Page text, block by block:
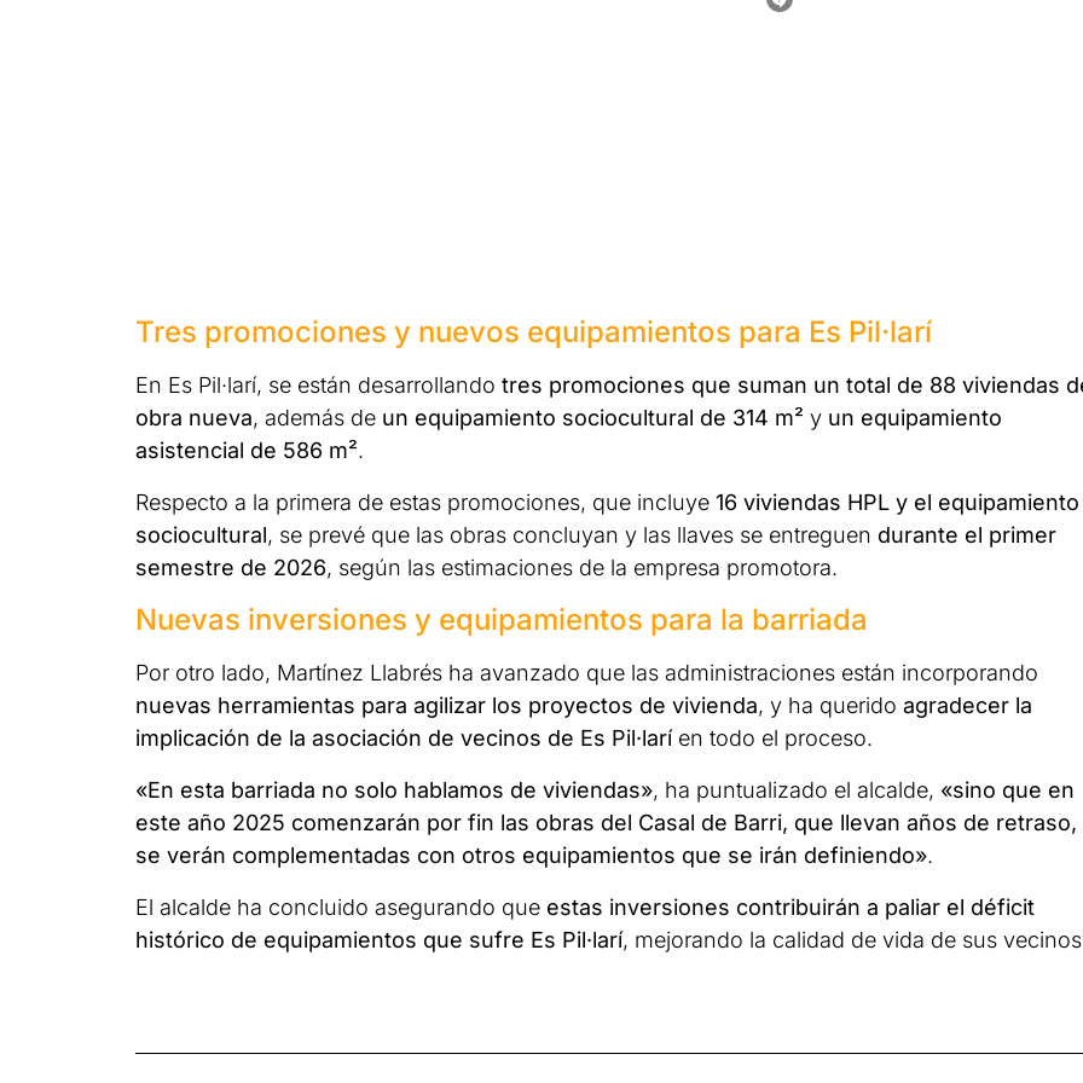
Tres promociones y nuevos equipamientos para Es Pil·larí
En Es Pil·larí, se están desarrollando tres promociones que suman un total de 88 viviendas
obra nueva, además de un equipamiento sociocultural de 314 m² y un equipamiento
asistencial de 586 m².
Respecto a la primera de estas promociones, que incluye 16 viviendas HPL y el equipamiento
sociocultural, se prevé que las obras concluyan y las llaves se entreguen durante el primer
semestre de 2026, según las estimaciones de la empresa promotora.
Nuevas inversiones y equipamientos para la barriada
Por otro lado, Martínez Llabrés ha avanzado que las administraciones están incorporando
nuevas herramientas para agilizar los proyectos de vivienda, y ha querido agradecer la
implicación de la asociación de vecinos de Es Pil·laríen todo el proceso.
«En esta barriada no solo hablamos de viviendas», ha puntualizado el alcalde, «sino que en
este año 2025 comenzarán por fin las obras del Casal de Barri, que llevan años de retraso,
se verán complementadas con otros equipamientos que se irán definiendo».
El alcalde ha concluido asegurando que estas inversiones contribuirán a paliar el déficit
histórico de equipamientos que sufre Es Pil·larí, mejorando la calidad de vida de sus